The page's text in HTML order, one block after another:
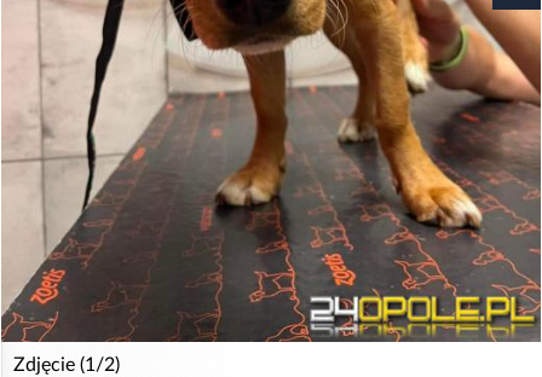
Zdjęcie (1/2)